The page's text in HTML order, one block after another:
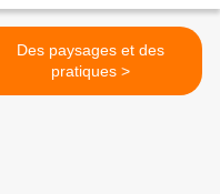
Des paysages et des
pratiques >